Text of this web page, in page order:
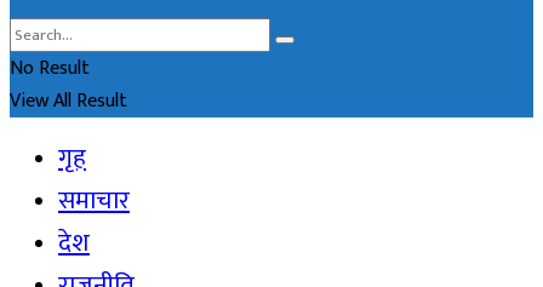
No Result
View All Result
गृह
समाचार
देश